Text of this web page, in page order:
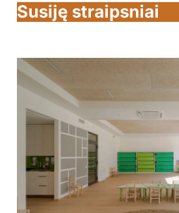
Susiję straipsniai